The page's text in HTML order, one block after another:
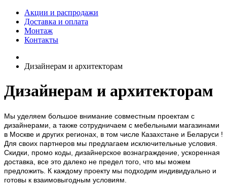
Акции и распродажи
Доставка и оплата
Монтаж
Контакты
Дизайнерам и архитекторам
Дизайнерам и архитекторам
Мы уделяем большое внимание совместным проектам с
дизайнерами, а также сотрудничаем с мебельными магазинами
в Москве и других регионах, в том числе Казахстане и Беларуси !
Для своих партнеров мы предлагаем исключительные условия.
Скидки, промо коды, дизайнерское вознаграждение, ускоренная
доставка, все это далеко не предел того, что мы можем
предложить. К каждому проекту мы подходим индивидуально и
готовы к взаимовыгодным условиям.